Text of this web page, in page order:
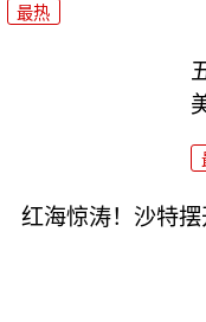
最热
红海惊涛！沙特